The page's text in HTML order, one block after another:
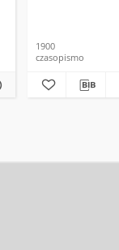
1900
czasopismo